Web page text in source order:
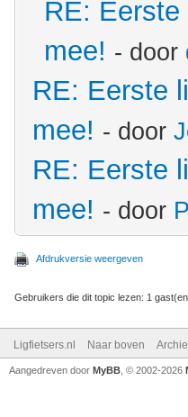
RE:
mee! - door
RE: Eerste
mee! - door
RE: Eerste
mee! - door
Afdrukversie weergeven
Gebruikers die dit topic lezen: 1
Ligfietsers.nl Naar boven
Aangedreven door MyBB , © 2002-2026